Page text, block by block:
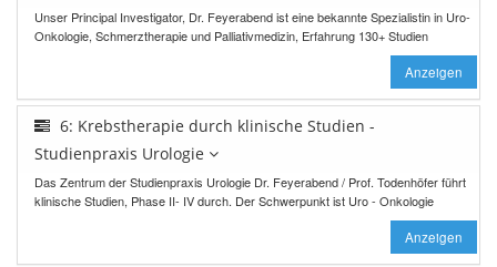
Unser Principal Investigator, Dr. Feyerabend ist eine bekannte Spezialistin in Uro-
Onkologie, Schmerztherapie und Palliativmedizin, Erfahrung 130+ Studien
Anzeigen
6: Krebstherapie durch klinische Studien -
Studienpraxis Urologie
Das Zentrum der Studienpraxis Urologie Dr. Feyerabend / Prof. Todenhöfer führt
klinische Studien, Phase II- IV durch. Der Schwerpunkt ist Uro - Onkologie
Anzeigen